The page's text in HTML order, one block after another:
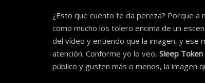
¿Esto que cuento te da pereza? Porque a
como mucho los tolero encima de un
del vídeo y entiendo que la imagen, y ese
atención. Conforme yo lo veo, Sleep Token
público y gusten más o menos, la imagen